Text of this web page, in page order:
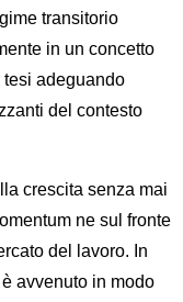
transitorio
in un concetto
tesi adeguando
del contesto
crescita senza mai
ne sul fronte
del lavoro. In
avvenuto in modo